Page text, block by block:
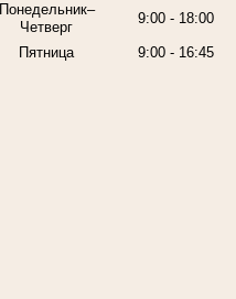
Понедельник–
Четверг
9:00 - 18:00
Пятница 9:00 - 16:45